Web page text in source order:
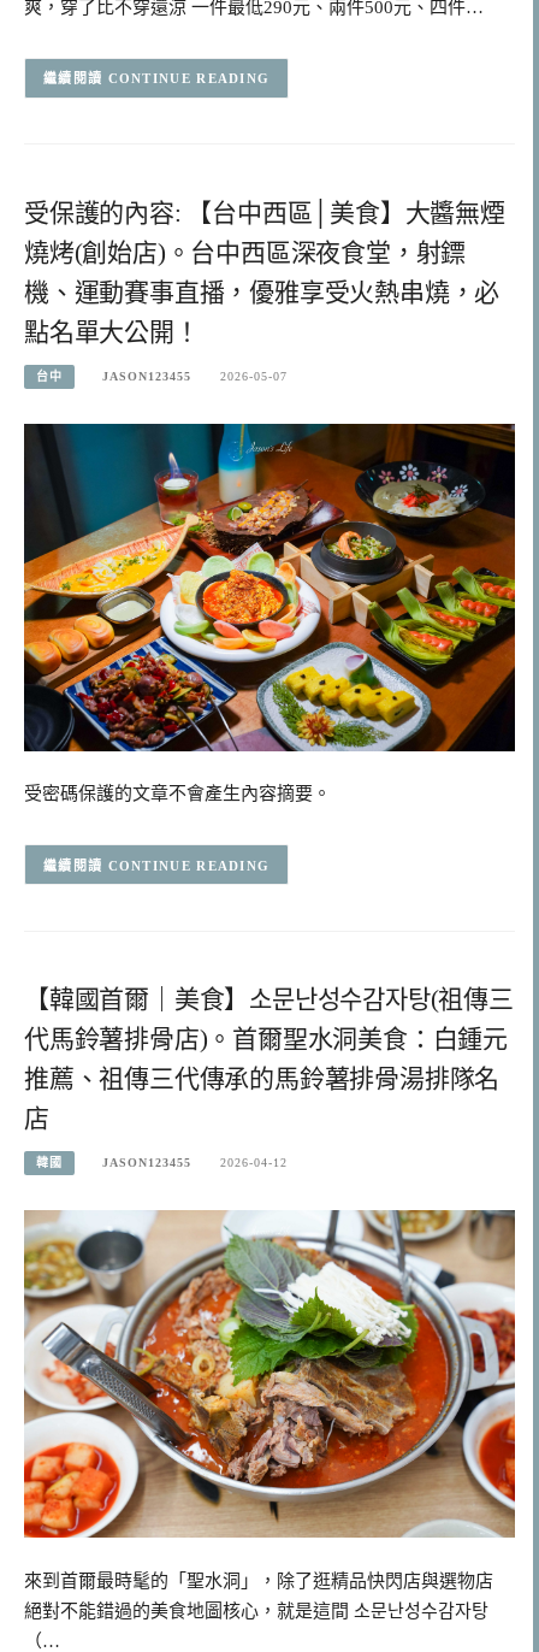
爽，穿了比不穿還涼 一件最低290元、兩件500元、四件…
CONTINUE READING
受保護的內容: 【台中西區│美食】大醬無煙
燒烤(創始店)。台中西區深夜食堂，射鏢
機、運動賽事直播，優雅享受火熱串燒，必
點名單大公開！
台中 JASON123455 2026-05-07
受密碼保護的文章不會產生內容摘要。
CONTINUE READING
【韓國首爾｜美食】소문난성수감자탕(祖傳三
代馬鈴薯排骨店)。首爾聖水洞美食：白鍾元
推薦、祖傳三代傳承的馬鈴薯排骨湯排隊名
店
韓國 JASON123455 2026-04-12
來到首爾最時髦的「聖水洞」，除了逛精品快閃店與選物店
絕對不能錯過的美食地圖核心，就是這間 소문난성수감자탕
（…